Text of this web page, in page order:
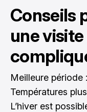
Conseils
une visite
Meilleure période :
Températures
L’hiver est